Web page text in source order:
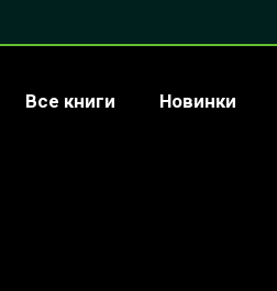
Все книги Новинки